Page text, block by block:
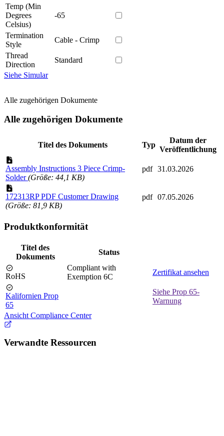
Temp (Min
Degrees
Celsius)
-65
Termination
Style
Cable - Crimp
Thread
Direction
Standard
Siehe Simular
Alle zugehörigen Dokumente
Alle zugehörigen Dokumente
Titel des Dokuments Typ
Datum der
Veröffentlichung
Assembly Instructions 3 Piece Crimp-
Solder(Größe: 44,1 KB)
pdf 31.03.2026
172313RP PDF Customer Drawing
(Größe: 81,9 KB)
pdf 07.05.2026
Produktkonformität
Titel des
Dokuments
Status
RoHS
Compliant with
Exemption 6C
Zertifikat ansehen
Kalifornien Prop
65
Siehe Prop 65-
Warnung
Ansicht Compliance Center
Verwandte Ressourcen